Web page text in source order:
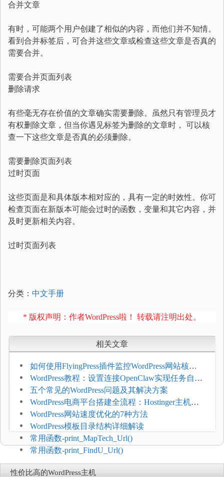
合并文章
有时，可能两个用户创建了相似的内容，而他们并不知情。
看到合并标签后，可合并这些文章或检查这些文章是否真的
需要合并。
需要合并页面列表
删除请求
有些毫无存在价值的文章确实需要删除。虽然只有管理员才
有权删除文章，但当你遇见标签为删除的文章时， 可以核
查一下这些文章是否真的必须删除。
需要删除页面列表
过时页面
这些页面是和具体版本相对应的，具有一定的时效性。你可
检查页面在新版本可能会过时的函数，变量和其它内容，并
及时更新相关内容。
过时页面列表
分类： 中文手册
* 版权声明：作者WordPress啦！ 转载请注明出处。
相关文章
如何使用FlyingPress插件监控WordPress网站核心
网页指标（CWV）
WordPress教程：设置连接OpenClaw实现任务自动
化
五个常见的WordPress问题及其解决方案
WordPress电商平台搭建全流程：Hostinger主机一
键部署
WordPress网站速度优化的7种方法
WordPress模板目录结构详细解读
常用函数-print_MapTech_Url()
常用函数-print_FindU_Url()
性价比高的WordPress主机